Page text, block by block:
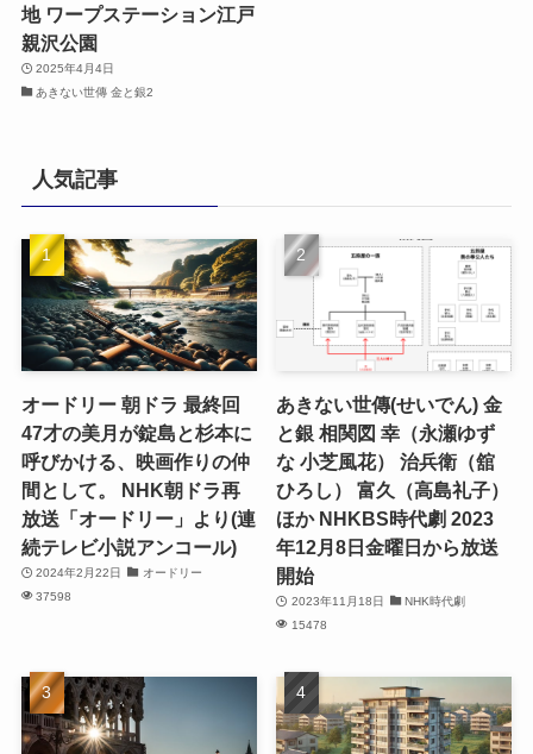
地 ワープステーション江戸
親沢公園
2025年4月4日
あきない世傳 金と銀2
人気記事
オードリー 朝ドラ 最終回
47才の美月が錠島と杉本に
呼びかける、映画作りの仲
間として。 NHK朝ドラ再
放送「オードリー」より(連
続テレビ小説アンコール)
2024年2月22日
オードリー
37598
あきない世傳(せいでん) 金
と銀 相関図 幸（永瀬ゆず
な 小芝風花） 治兵衛（舘
ひろし） 富久（高島礼子）
ほか NHKBS時代劇 2023
年12月8日金曜日から放送
開始
2023年11月18日
NHK時代劇
15478